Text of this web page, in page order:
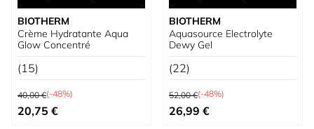
BIOTHERM
Crème Hydratante Aqua
Glow Concentré
(15)
Prix normal
40,00 €(-48%)
Prix spécial
20,75 €
BIOTHERM
Aquasource Electrolyte
Dewy Gel
(22)
Prix normal
52,00 €(-48%)
Prix spécial
26,99 €